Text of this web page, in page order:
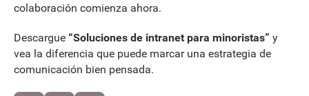
colaboración comienza ahora.
Descargue “Soluciones de intranet para minoristas” y
vea la diferencia que puede marcar una estrategia de
comunicación bien pensada.